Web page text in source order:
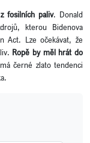
fosilních paliv. Donald
kterou Bidenova
Act. Lze očekávat, že
Ropě by měl hrát do
černé zlato tendenci